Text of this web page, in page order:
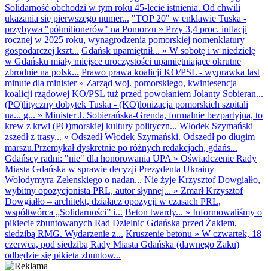
Solidarność obchodzi w tym roku 45-lecie istnienia. Od chwili
ukazania się pierwszego numer... "TOP 20" w enklawie Tuska -
przybywa "półmilionerów" na Pomorzu » Przy 3,4 proc. inflacji
rocznej w 2025 roku, wynagrodzenia pomorskiej nomenklatury
gospodarczej kszt... Gdańsk upamiętnił... » W sobotę i w niedzielę
w Gdańsku miały miejsce uroczystości upamiętniające okrutne
zbrodnie na polsk... Prawo prawa koalicji KO/PSL - wyprawka last
minute dla minister» Zarząd woj. pomorskiego, kwintesencja
koalicji rządowej KO/PSL tuż przed powołaniem Jolanty Sobieran...
(PO)lityczny dobytek Tuska - (KO)lonizacja pomorskich szpitali
na... g... » Minister J. Sobierańska-Grenda, formalnie bezpartyjna, to
krew z krwi (PO)morskiej kultury polityczn... Włodek Szymański
zszedł z trasy... » Odszedł Włodek Szymański. Odszedł po długim
marszu.Przemykał dyskretnie po różnych redakcjach, gdańs...
Gdańscy radni: "nie" dla honorowania UPA » Oświadczenie Rady
Miasta Gdańska w sprawie decyzji Prezydenta Ukrainy
Wołodymyra Zełenskiego o nadan... Nie żyje Krzysztof Dowgiałło,
wybitny opozycjonista PRL, autor słynnej... » Zmarł Krzysztof
Dowgiałło – architekt, działacz opozycji w czasach PRL,
współtwórca „Solidarności” i... Beton twardy... » Informowaliśmy o
pikiecie zbuntowanych Rad Dzielnic Gdańska przed Żakiem,
siedzibą RMG. Wydarzenie z... Kruszenie betonu » W czwartek, 18
czerwca, pod siedzibą Rady Miasta Gdańska (dawnego Żaku)
odbędzie się pikieta zbuntow...